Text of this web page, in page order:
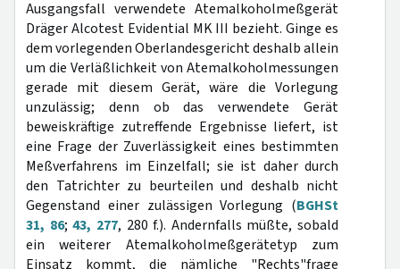
Ausgangsfall verwendete Atemalkoholmeßgerät
Dräger Alcotest Evidential MK III bezieht. Ginge es
dem vorlegenden Oberlandesgericht deshalb allein
um die Verläßlichkeit von Atemalkoholmessungen
gerade mit diesem Gerät, wäre die Vorlegung
unzulässig; denn ob das verwendete Gerät
beweiskräftige zutreffende Ergebnisse liefert, ist
eine Frage der Zuverlässigkeit eines bestimmten
Meßverfahrens im Einzelfall; sie ist daher durch
den Tatrichter zu beurteilen und deshalb nicht
Gegenstand einer zulässigen Vorlegung (BGHSt
31, 86;43, 277, 280 f.). Andernfalls müßte, sobald
ein weiterer Atemalkoholmeßgerätetyp zum
Einsatz kommt, die nämliche "Rechts"frage